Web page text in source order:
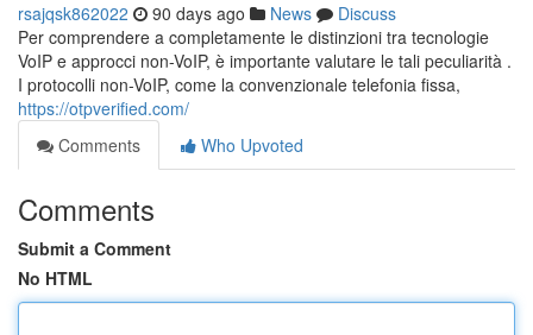
rsajqsk862022 90 days ago News
Discuss
Per comprendere a completamente le distinzioni tra tecnologie
VoIP e approcci non-VoIP, è importante valutare le tali peculiarità .
I protocolli non-VoIP, come la convenzionale telefonia fissa,
https://otpverified.com/
Comments
Who Upvoted
Comments
Submit a Comment
No HTML